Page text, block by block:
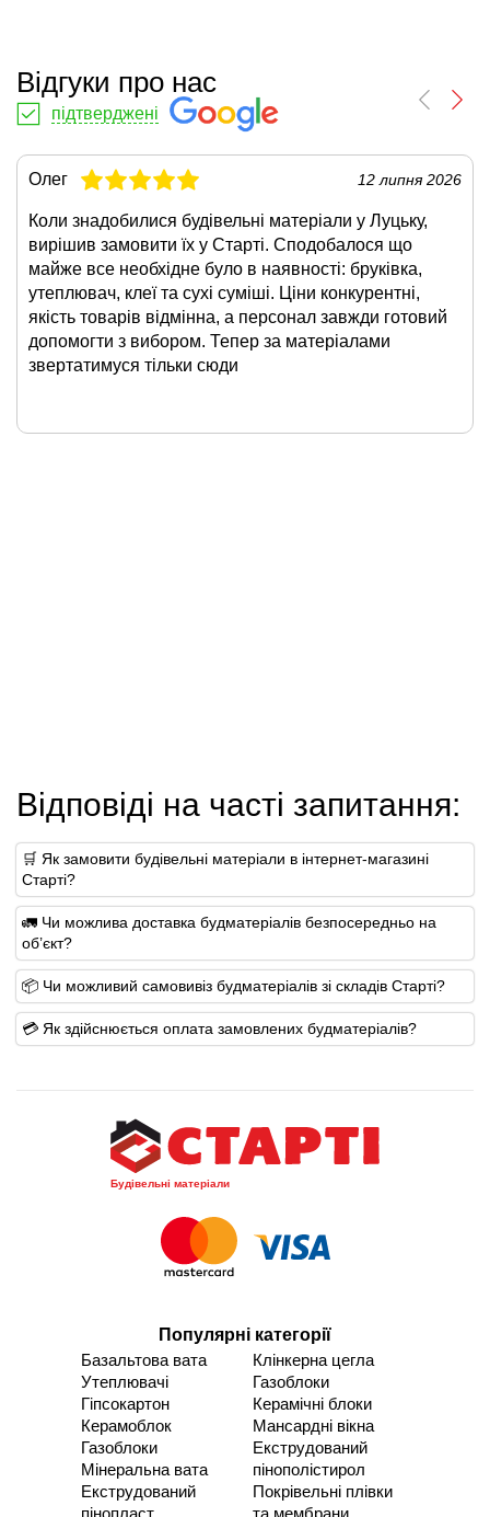
Відгуки про нас
підтверджені
Олег 12 липня 2026
Коли знадобилися будівельні матеріали у Луцьку,
вирішив замовити їх у Старті. Сподобалося що
майже все необхідне було в наявності: бруківка,
утеплювач, клеї та сухі суміші. Ціни конкурентні,
якість товарів відмінна, а персонал завжди готовий
допомогти з вибором. Тепер за матеріалами
звертатимуся тільки сюди
Відповіді на часті запитання:
🛒 Як замовити будівельні матеріали в інтернет-магазині
Старті?
🚛 Чи можлива доставка будматеріалів безпосередньо на
об’єкт?
📦 Чи можливий самовивіз будматеріалів зі складів Старті?
💳 Як здійснюється оплата замовлених будматеріалів?
Будівельні матеріали
Популярні категорії
Базальтова вата
Утеплювачі
Гіпсокартон
Керамоблок
Газоблоки
Мінеральна вата
Екструдований
пінопласт
Клінкерна цегла
Газоблоки
Керамічні блоки
Мансардні вікна
Екструдований
пінополістирол
Покрівельні плівки
та мембрани